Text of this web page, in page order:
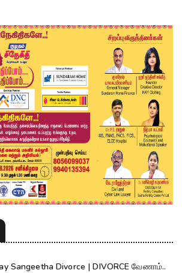
Sangeetha Divorce | DIVORCE வேணாம்..